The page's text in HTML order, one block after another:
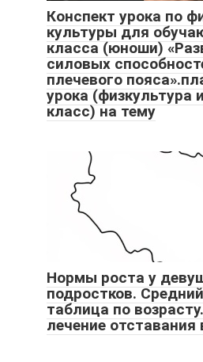
Конспект урока по
культуры для
класса (юноши)
силовых
плечевого
урока (физкультура
класс) на тему
Нормы роста у
подростков.
таблица по
лечение отставания